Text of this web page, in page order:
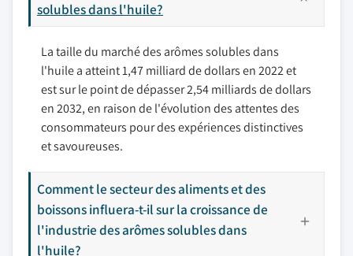
solubles dans l'huile?
La taille du marché des arômes solubles dans
l'huile a atteint 1,47 milliard de dollars en 2022 et
est sur le point de dépasser 2,54 milliards de dollars
en 2032, en raison de l'évolution des attentes des
consommateurs pour des expériences distinctives
et savoureuses.
Comment le secteur des aliments et des
boissons influera-t-il sur la croissance de
l'industrie des arômes solubles dans
l'huile?